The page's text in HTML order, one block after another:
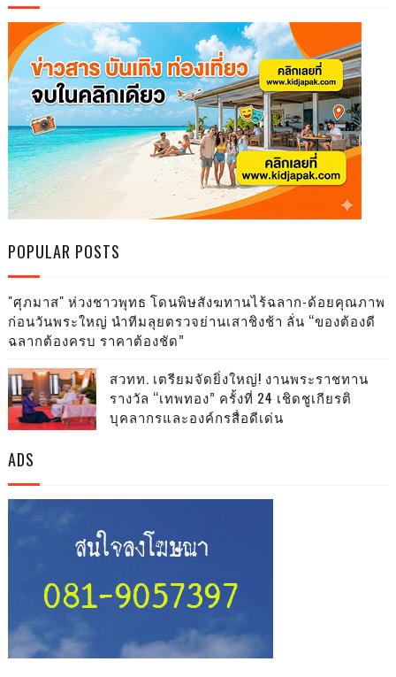
POPULAR POSTS
"ศุภมาส" ห่วงชาวพุทธ โดนพิษสังฆทานไร้ฉลาก-ด้อยคุณภาพ
ก่อนวันพระใหญ่ นำทีมลุยตรวจย่านเสาชิงช้า ลั่น “ของต้องดี
ฉลากต้องครบ ราคาต้องชัด”
สวทท. เตรียมจัดยิ่งใหญ่! งานพระราชทาน
รางวัล “เทพทอง” ครั้งที่ 24 เชิดชูเกียรติ
บุคลากรและองค์กรสื่อดีเด่น
ADS